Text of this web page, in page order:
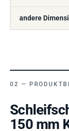
andere
150 mm